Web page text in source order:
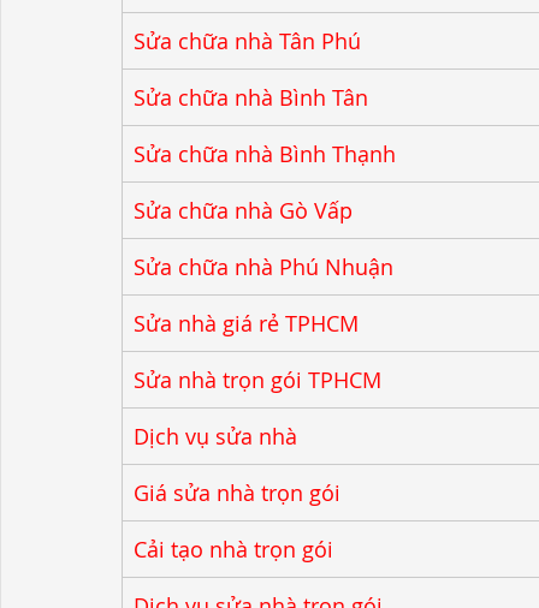
Sửa chữa nhà Tân Phú
Sửa chữa nhà Bình Tân
Sửa chữa nhà Bình Thạnh
Sửa chữa nhà Gò Vấp
Sửa chữa nhà Phú Nhuận
Sửa nhà giá rẻ TPHCM
Sửa nhà trọn gói TPHCM
Dịch vụ sửa nhà
Giá sửa nhà trọn gói
Cải tạo nhà trọn gói